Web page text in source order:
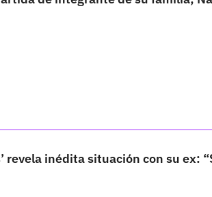
revela inédita situación con su ex: